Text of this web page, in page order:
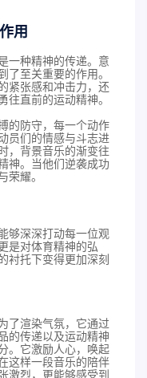
用
一种精神的传递。意
了至关重要的作用。
紧张感和冲击力，还
往直前的运动精神。
的防守，每一个动作
员们的情感与斗志进
，背景音乐的渐变往
神。当他们逆袭成功
荣耀。
够深深打动每一位观
是对体育精神的弘
衬托下变得更加深刻
了渲染气氛，它通过
的传递以及运动精神
。它激励人心，唤起
这样一段音乐的陪伴
激烈，更能够感受到